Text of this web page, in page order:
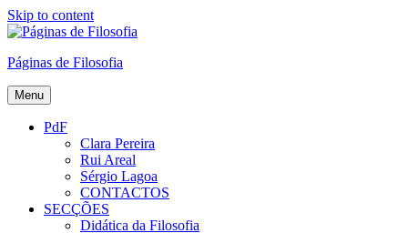
Skip to content
Páginas de Filosofia
Menu
PdF
Clara Pereira
Rui Areal
Sérgio Lagoa
CONTACTOS
SECÇÕES
Didática da Filosofia